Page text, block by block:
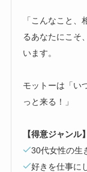
「こんなこと
るあなたにこそ
います。
モットーは「い
っと来る！」
【得意ジャンル】
30代女性の生
好きを仕事に